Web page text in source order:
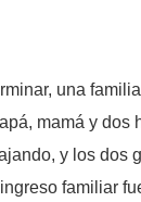
una
mamá y dos
y los dos
familiar